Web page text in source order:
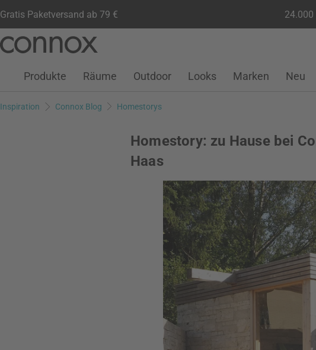
Gratis Paketversand ab 79 € 24.000
Seiteninhalt
Suchfeld
Kundenkonto
Wunschliste
Warenkorb
Produkte Räume Outdoor Looks Marken Neu
Inspiration Connox Blog Homestorys
Homestory: zu Hause bei
Haas